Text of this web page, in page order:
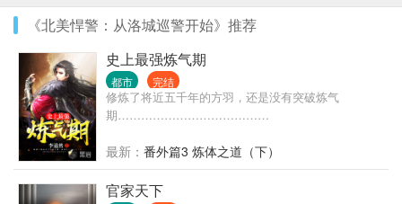
《北美悍警：从洛城巡警开始》推荐
史上最强炼气期
都市 完结
修炼了将近五千年的方羽，还是没有突破炼气
期…………………………………
最新： 番外篇3 炼体之道（下）
官家天下